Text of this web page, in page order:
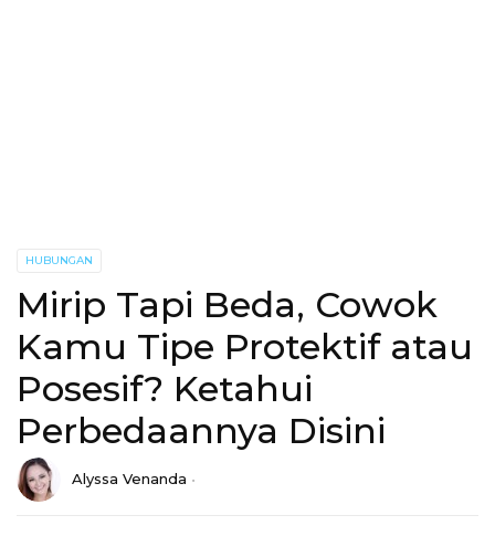
HUBUNGAN
Mirip Tapi Beda, Cowok
Kamu Tipe Protektif atau
Posesif? Ketahui
Perbedaannya Disini
Alyssa Venanda